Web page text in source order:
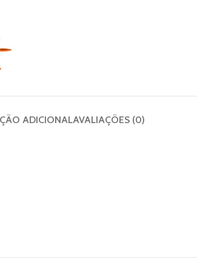
ADICIONALAVALIAÇÕES (0)